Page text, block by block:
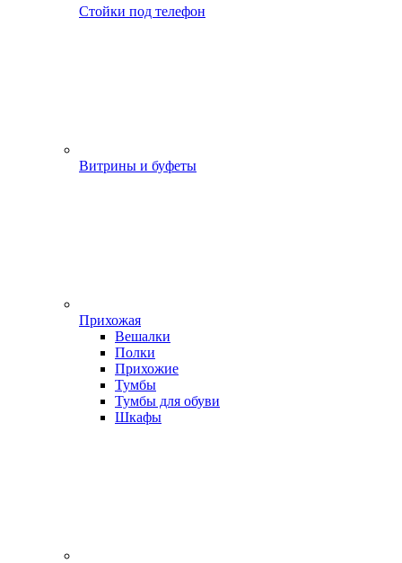
Стойки под телефон
Витрины и буфеты
Прихожая
Вешалки
Полки
Прихожие
Тумбы
Тумбы для обуви
Шкафы